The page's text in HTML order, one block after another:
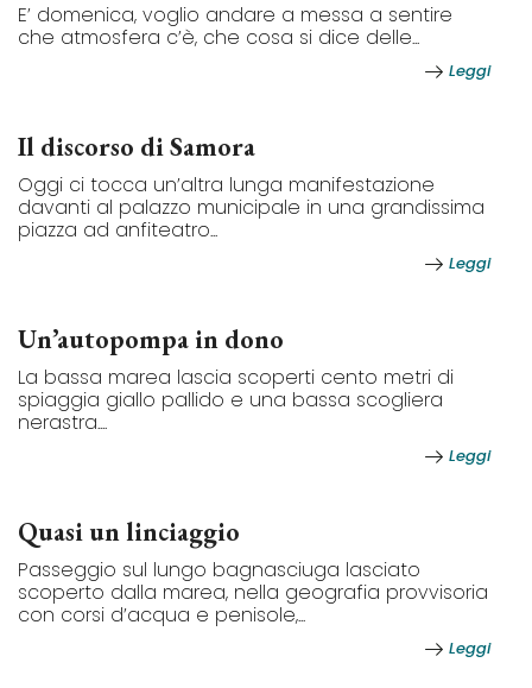
E’ domenica, voglio andare a messa a sentire
che atmosfera c’è, che cosa si dice delle...
Leggi
Il discorso di Samora
Oggi ci tocca un’altra lunga manifestazione
davanti al palazzo municipale in una grandissima
piazza ad anfiteatro...
Leggi
Un’autopompa in dono
La bassa marea lascia scoperti cento metri di
spiaggia giallo pallido e una bassa scogliera
nerastra....
Leggi
Quasi un linciaggio
Passeggio sul lungo bagnasciuga lasciato
scoperto dalla marea, nella geografia provvisoria
con corsi d’acqua e penisole,...
Leggi